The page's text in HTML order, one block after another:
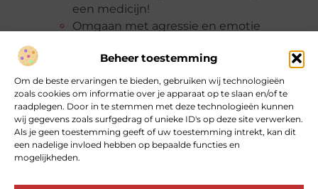
Beheer toestemming
Om de beste ervaringen te bieden, gebruiken wij technologieën
zoals cookies om informatie over je apparaat op te slaan en/of te
raadplegen. Door in te stemmen met deze technologieën kunnen
wij gegevens zoals surfgedrag of unieke ID's op deze site verwerken.
Als je geen toestemming geeft of uw toestemming intrekt, kan dit
een nadelige invloed hebben op bepaalde functies en
mogelijkheden.
een medicijn!
Omgaan met agressie en emotie
Stop met roken: dit is de nasleep
Vind je balans met acupunctuur in
Amersfoort
Voedingsadviezen voor het
verminderen van ontstekingen en pijn
Voordelen van green juice
Waarom coaching goed voor je is